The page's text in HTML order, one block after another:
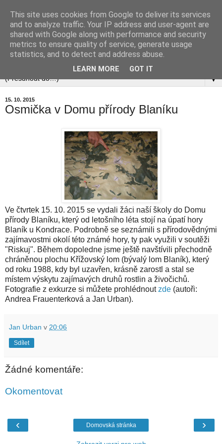
▼
15. 10. 2015
Osmička v Domu přírody Blaníku
Ve čtvrtek 15. 10. 2015 se vydali žáci naší školy do Domu
přírody Blaníku, který od letošního léta stojí na úpatí hory
Blaník u Kondrace. Podrobně se seznámili s přírodovědnými
zajímavostmi okolí této známé hory, ty pak využili v soutěži
"Riskuj". Během dopoledne jsme ještě navštívili přechodně
chráněnou plochu Křížovský lom (bývalý lom Blaník), který
od roku 1988, kdy byl uzavřen, krásně zarostl a stal se
místem výskytu zajímavých druhů rostlin a živočichů.
Fotografie z exkurze si můžete prohlédnoutzde (autoři:
Andrea Frauenterková a Jan Urban).
Jan Urban v 20:06
Sdílet
Žádné komentáře:
Okomentovat
‹ ›
Domovská stránka
This site uses cookies from Google to deliver its services
and to analyze traffic. Your IP address and user-agent are
shared with Google along with performance and security
metrics to ensure quality of service, generate usage
statistics, and to detect and address abuse.
LEARN MORE GOT IT